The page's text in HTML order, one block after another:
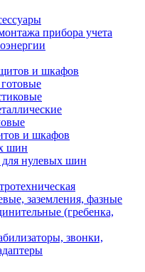
прибора учета
и шкафов
и шкафов
шин
нулевых шин
заземления, фазные
(гребенка,
звонки,